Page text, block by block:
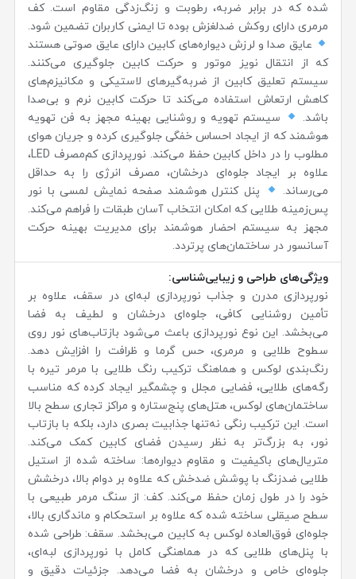
شده که در برابر ضربه، رطوبت و زنگ‌زدگی مقاوم است. کف
مرمری دارای روکش ضدلغزش بوده تا ایمنی کاربران تضمین شود.
عایق صدا و لرزش دیواره‌های کابین دارای عایق صوتی هستند
که از انتقال نویز موتور و حرکت کابین جلوگیری می‌کنند.
سیستم تعلیق کابین از ضربه‌گیرهای لاستیکی و مکانیزم‌های
کاهش ارتعاش استفاده می‌کند تا حرکت کابین نرم و بی‌صدا
باشد.
سیستم تهویه و روشنایی بهینه مجهز به فن تهویه
هوشمند که از ایجاد احساس خفگی جلوگیری کرده و جریان هوای
مطلوب را در داخل کابین حفظ می‌کند. نورپردازی کم‌مصرف LED،
علاوه بر ایجاد جلوه‌ای درخشان، مصرف انرژی را به حداقل
می‌رساند.
پنل کنترل هوشمند صفحه نمایش لمسی با نور
پس‌زمینه طلایی که امکان انتخاب آسان طبقات را فراهم می‌کند.
مجهز به سیستم احضار هوشمند برای مدیریت بهینه حرکت
آسانسور در ساختمان‌های پرتردد.
ویژگی‌های طراحی و زیبایی‌شناسی:
نورپردازی مدرن و جذاب نورپردازی لبه‌ای در سقف، علاوه بر
تأمین روشنایی کافی، جلوه‌ای درخشان و لطیف به فضا
می‌بخشد. این نوع نورپردازی باعث می‌شود بازتاب‌های نور روی
سطوح طلایی و مرمری، حس گرما و ظرافت را افزایش دهد.
رنگ‌بندی لوکس و هماهنگ ترکیب رنگ طلایی با مرمر تیره با
رگه‌های طلایی، فضایی مجلل و چشمگیر ایجاد کرده که مناسب
ساختمان‌های لوکس، هتل‌های پنج‌ستاره و مراکز تجاری سطح بالا
است. این ترکیب رنگی نه‌تنها جذابیت بصری دارد، بلکه با بازتاب
نور، به بزرگ‌تر به نظر رسیدن فضای کابین کمک می‌کند.
متریال‌های باکیفیت و مقاوم دیواره‌ها: ساخته شده از استیل
طلایی ضدزنگ با پوشش ضدخش که علاوه بر دوام بالا، درخشش
خود را در طول زمان حفظ می‌کند. کف: از سنگ مرمر طبیعی با
سطح صیقلی ساخته شده که علاوه بر استحکام و ماندگاری بالا،
جلوه‌ای فوق‌العاده لوکس به کابین می‌بخشد. سقف: طراحی شده
با پنل‌های طلایی که در هماهنگی کامل با نورپردازی لبه‌ای،
جلوه‌ای خاص و درخشان به فضا می‌دهد. جزئیات دقیق و